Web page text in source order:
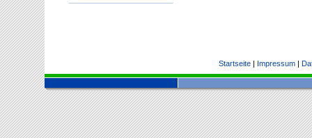
Startseite| Impressum|